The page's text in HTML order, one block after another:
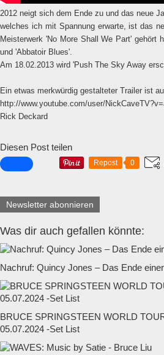
2012 neigt sich dem Ende zu und das neue
welches ich mit Spannung erwarte, ist das
Meisterwerk 'No More Shall We Part' gehört
und 'Abbatoir Blues'.
Am 18.02.2013 wird 'Push The Sky Away
Ein etwas merkwürdig gestalteter Trailer ist
http://www.youtube.com/user/
Rick Deckard
Diesen Post teilen
Repost 0
Newsletter abonnieren
Was dir auch gefallen könnte:
Nachruf: Quincy Jones – Das Ende
BRUCE SPRINGSTEEN WORLD
05.07.2024 -Set List